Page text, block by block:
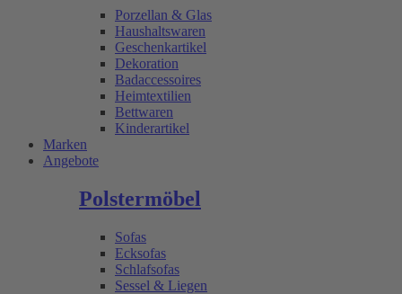
Porzellan & Glas
Haushaltswaren
Geschenkartikel
Dekoration
Badaccessoires
Heimtextilien
Bettwaren
Kinderartikel
Marken
Angebote
Polstermöbel
Sofas
Ecksofas
Schlafsofas
Sessel & Liegen